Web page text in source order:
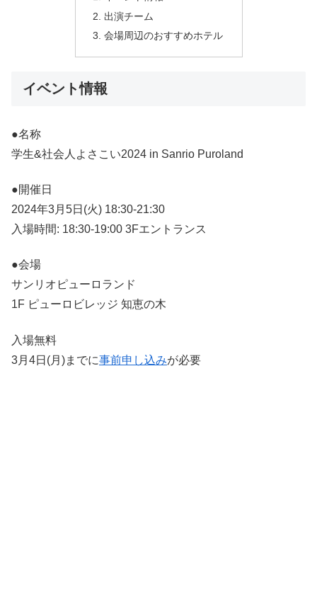
出演チーム
会場周辺のおすすめホテル
イベント情報
●名称
学生&社会人よさこい2024 in Sanrio Puroland
●開催日
2024年3月5日(火) 18:30-21:30
入場時間: 18:30-19:00 3Fエントランス
●会場
サンリオピューロランド
1F ピューロビレッジ 知恵の木
入場無料
3月4日(月)までに事前申し込みが必要